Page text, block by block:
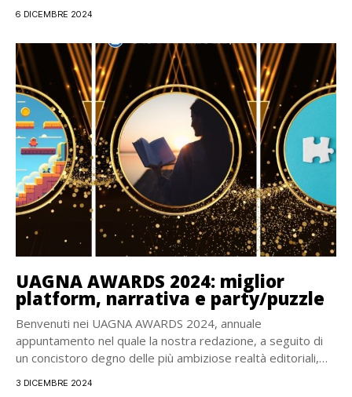
6 DICEMBRE 2024
UAGNA AWARDS 2024: miglior
platform, narrativa e party/puzzle
Benvenuti nei UAGNA AWARDS 2024, annuale
appuntamento nel quale la nostra redazione, a seguito di
un concistoro degno delle più ambiziose realtà editoriali,
3 DICEMBRE 2024